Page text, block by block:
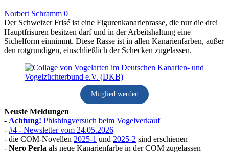
Norbert Schramm 0
Der Schweizer Frisé ist eine Figurenkanarienrasse, die nur die drei
Hauptfrisuren besitzen darf und in der Arbeitshaltung eine
Sichelform einnimmt. Diese Rasse ist in allen Kanarienfarben, außer
den rotgrundigen, einschließlich der Schecken zugelassen.
Mitglied werden
Neuste Meldungen
- Achtung! Phishingversuch beim Vogelverkauf
- #4 - Newsletter vom 24.05.2026
- die COM-Novellen 2025-1 und 2025-2 sind erschienen
- Nero Perla als neue Kanarienfarbe in der COM zugelassen